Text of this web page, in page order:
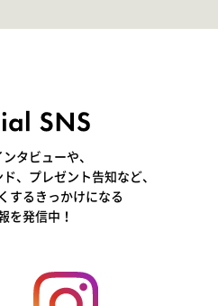
タビューや、
、プレゼント告知など、
するきっかけになる
を発信中！